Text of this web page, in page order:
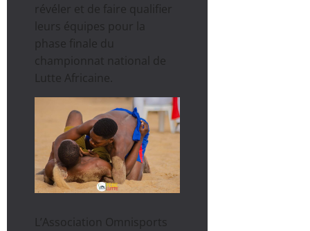
révéler et de faire qualifier
leurs équipes pour la
phase finale du
championnat national de
Lutte Africaine.
L’Association Omnisports